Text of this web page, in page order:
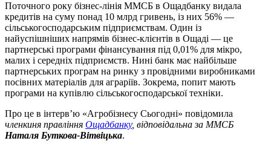
Поточного року бізнес-лінія ММСБ в Ощадбанку видала
кредитів на суму понад 10 млрд гривень, із них 56% —
сільськогосподарським підприємствам. Один із
найуспішніших напрямів бізнес-клієнтів в Ощаді — це
партнерські програми фінансування під 0,01% для мікро,
малих і середніх підприємств. Нині банк має найбільше
партнерських програм на ринку з провідними виробниками
посівних матеріалів для аграріїв. Зокрема, попит мають
програми на купівлю сільськогосподарської техніки.
Про це в інтерв’ю «Агробізнесу Сьогодні» повідомила
членкиня правління Ощадбанку, відповідальна за ММСБ
Наталя Буткова-Вітвіцька.